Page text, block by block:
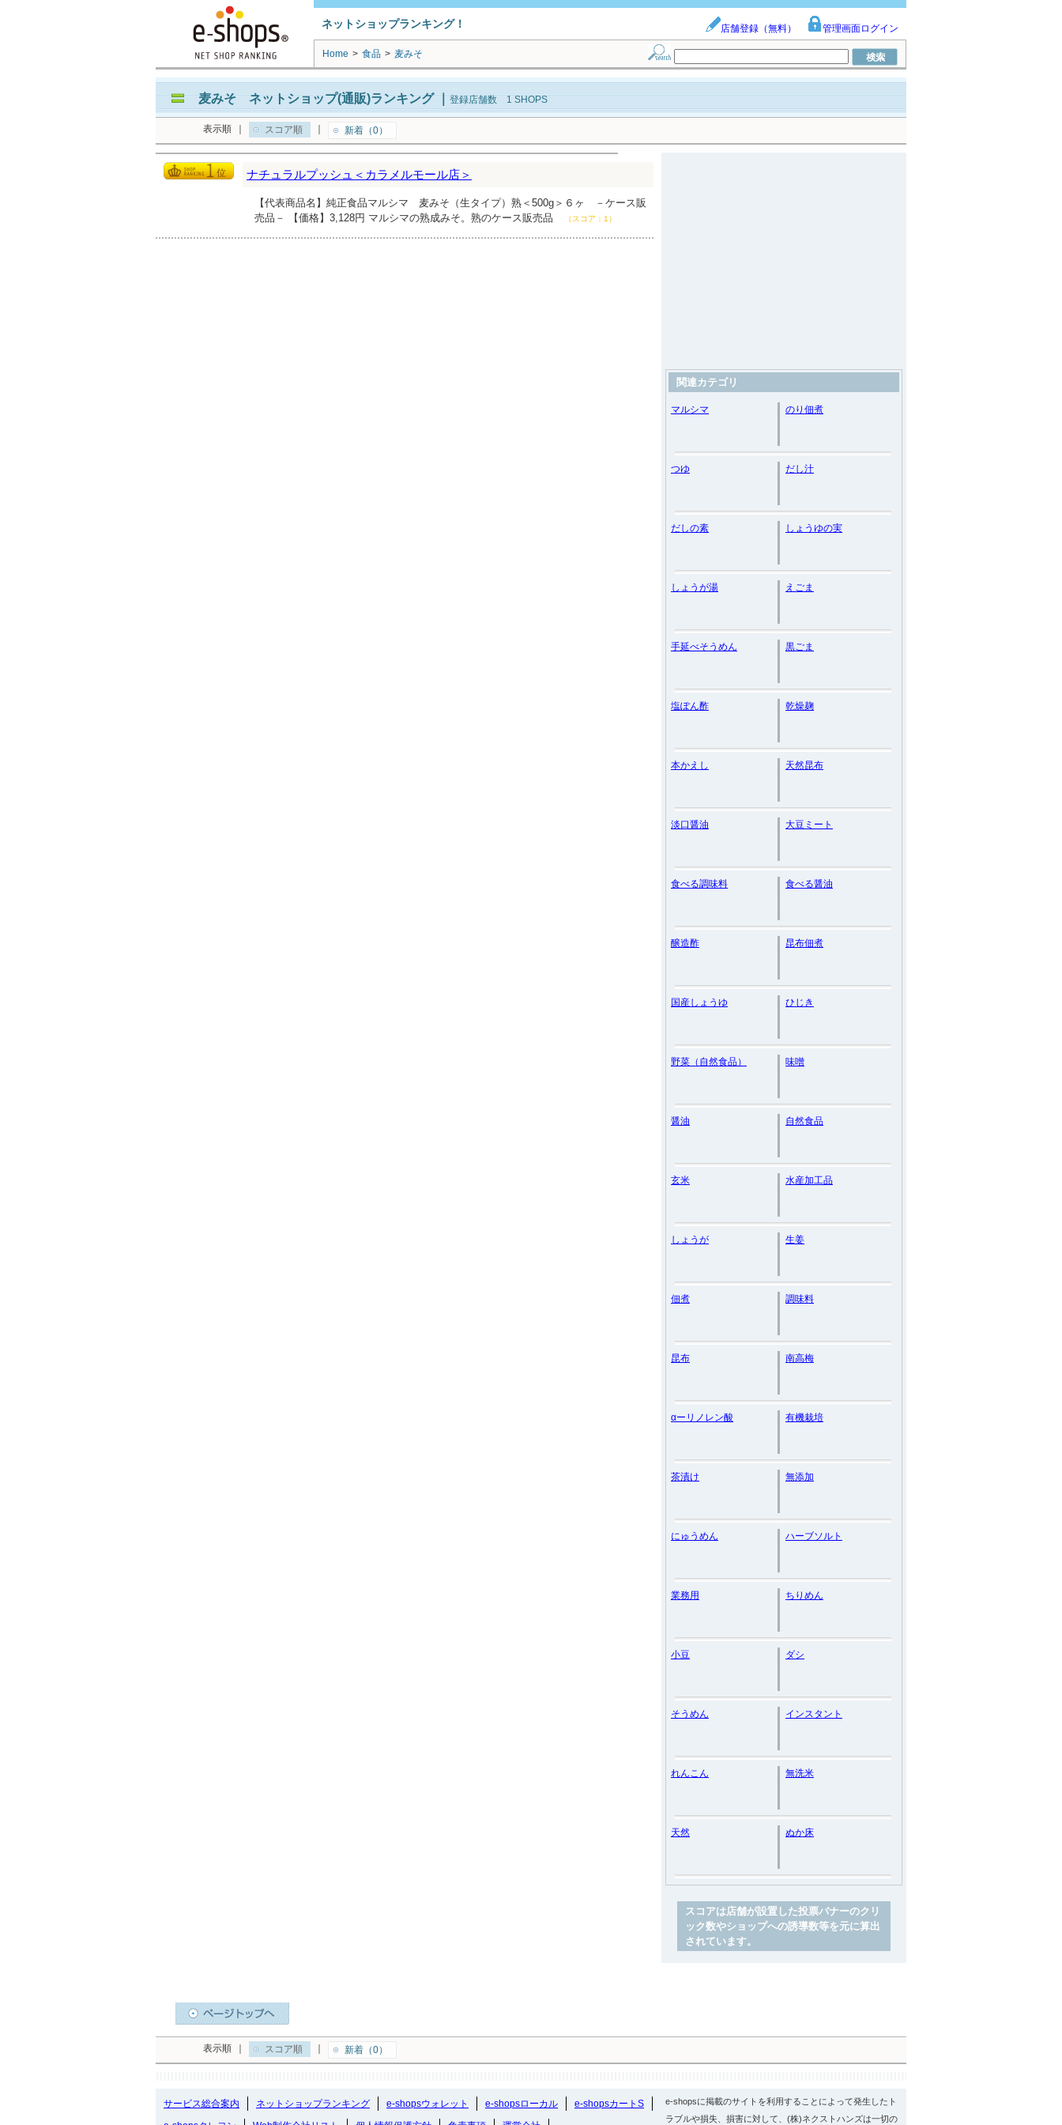
ネットショップランキング！ 店舗登録（無料） 管理画面ログイン
Home > 食品 > 麦みそ
麦みそ ネットショップ(通販)ランキング｜ 登録店舗数 1 SHOPS
表示順 スコア順 新着（0）
ナチュラルプッシュ＜カラメルモール店＞
【代表商品名】純正食品マルシマ 麦みそ（生タイプ）熟＜500g＞６ヶ －ケース販
売品－ 【価格】3,128円 マルシマの熟成みそ。熟のケース販売品
（スコア：1）
関連カテゴリ
マルシマ のり佃煮
つゆ だし汁
だしの素 しょうゆの実
しょうが湯 えごま
手延べそうめん 黒ごま
塩ぽん酢 乾燥麹
本かえし 天然昆布
淡口醤油 大豆ミート
食べる調味料 食べる醤油
醸造酢 昆布佃煮
国産しょうゆ ひじき
野菜（自然食品） 味噌
醤油 自然食品
玄米 水産加工品
しょうが 生姜
佃煮 調味料
昆布 南高梅
αーリノレン酸 有機栽培
茶漬け 無添加
にゅうめん ハーブソルト
業務用 ちりめん
小豆 ダシ
そうめん インスタント
れんこん 無洗米
天然 ぬか床
スコアは店舗が設置した投票バナーのクリ
ック数やショップへの誘導数等を元に算出
されています。
表示順 スコア順 新着（0）
サービス総合案内 ネットショップランキング e-shopsウォレット e-shopsローカル
e-shopsカートS
e-shopsに掲載のサイトを利用することによって発生したト
ラブルや損失、損害に対して、(株)ネクストハンズは一切の